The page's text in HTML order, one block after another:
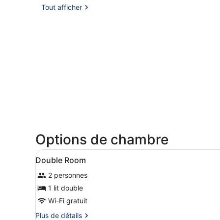
Tout afficher
Options de chambre
Afficher
toutes
les
photos
pour
ce
Une chambre d’hôtel
4
Double Room
2 personnes
1 lit double
Wi-Fi gratuit
Plus de détails
Plus